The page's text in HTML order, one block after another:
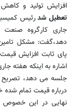
افزایش تولید و
تعطیل شدرئیس
جاری کارگروه
دهد،گفت: مشکل
پای ثابت افزایش
اشاره به اینکه هفته
جلسه می دهد، تصریح
درباره قیمت تمام
نهایی در این خصوص